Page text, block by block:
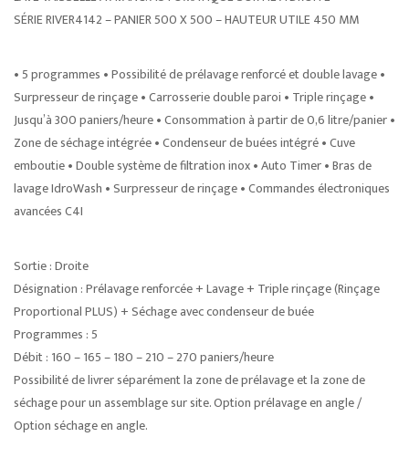
SÉRIE RIVER4142 – PANIER 500 X 500 – HAUTEUR UTILE 450 MM
• 5 programmes • Possibilité de prélavage renforcé et double lavage •
Surpresseur de rinçage • Carrosserie double paroi • Triple rinçage •
Jusqu’à 300 paniers/heure • Consommation à partir de 0,6 litre/panier •
Zone de séchage intégrée • Condenseur de buées intégré • Cuve
emboutie • Double système de filtration inox • Auto Timer • Bras de
lavage IdroWash • Surpresseur de rinçage • Commandes électroniques
avancées C4I
Sortie : Droite
Désignation : Prélavage renforcée + Lavage + Triple rinçage (Rinçage
Proportional PLUS) + Séchage avec condenseur de buée
Programmes : 5
Débit : 160 – 165 – 180 – 210 – 270 paniers/heure
Possibilité de livrer séparément la zone de prélavage et la zone de
séchage pour un assemblage sur site. Option prélavage en angle /
Option séchage en angle.